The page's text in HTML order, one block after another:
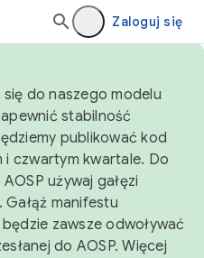
Zaloguj się
do naszego modelu
stabilność
publikować kod
i czwartym kwartale. Do
używaj gałęzi
. Gałąź manifestu
będzie zawsze odwoływać
do AOSP. Więcej